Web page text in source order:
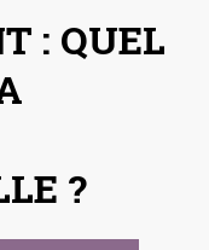
: QUEL
?